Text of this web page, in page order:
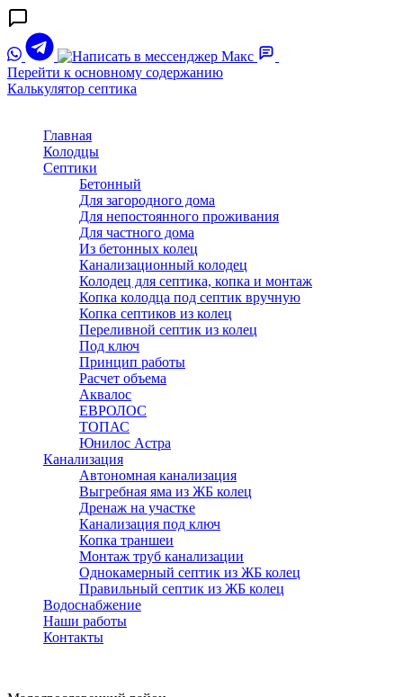
Перейти к основному содержанию
Калькулятор септика
Главная
Колодцы
Септики
Бетонный
Для загородного дома
Для непостоянного проживания
Для частного дома
Из бетонных колец
Канализационный колодец
Колодец для септика, копка и монтаж
Копка колодца под септик вручную
Копка септиков из колец
Переливной септик из колец
Под ключ
Принцип работы
Расчет объема
Аквалос
ЕВРОЛОС
ТОПАС
Юнилос Астра
Канализация
Автономная канализация
Выгребная яма из ЖБ колец
Дренаж на участке
Канализация под ключ
Копка траншеи
Монтаж труб канализации
Однокамерный септик из ЖБ колец
Правильный септик из ЖБ колец
Водоснабжение
Наши работы
Контакты